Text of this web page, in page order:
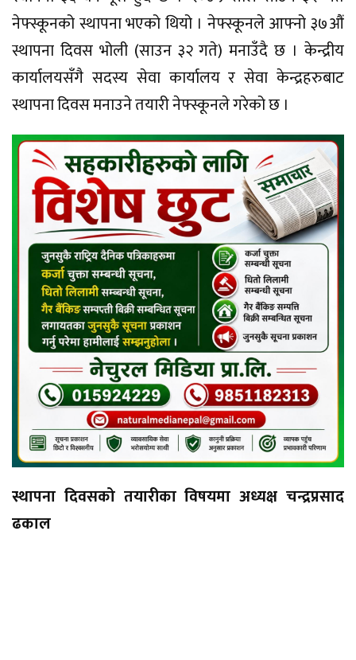
नेफ्स्कूनको स्थापना भएको थियो । नेफ्स्कूनले आफ्नो ३७औं
स्थापना दिवस भोली (साउन ३२ गते) मनाउँदै छ । केन्द्रीय
कार्यालयसँगै सदस्य सेवा कार्यालय र सेवा केन्द्रहरुबाट
स्थापना दिवस मनाउने तयारी नेफ्स्कूनले गरेको छ ।
स्थापना दिवसको तयारीका विषयमा अध्यक्ष चन्द्रप्रसाद
ढकाल